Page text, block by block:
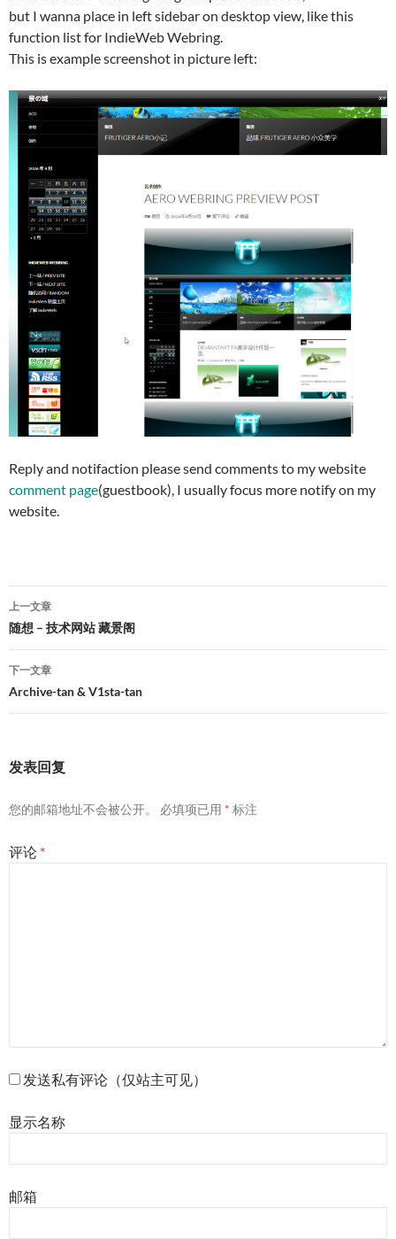
but I wanna place in left sidebar on desktop view, like this
function list for IndieWeb Webring.
This is example screenshot in picture left:
Reply and notifaction please send comments to my website
comment page(guestbook), I usually focus more notify on my
website.
文
章
导
航
上一文章
随想 – 技术网站 藏景阁
下一文章
Archive-tan & V1sta-tan
发表回复
您的邮箱地址不会被公开。 必填项已用 * 标注
评论 *
发送私有评论（仅站主可见）
显示名称
邮箱